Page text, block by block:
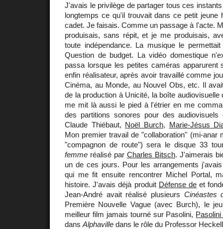
J'avais le privilège de partager tous ces
longtemps ce qu'il trouvait dans ce petit jeune
cadet. Je faisais. Comme un passage à l'acte.
produisais, sans répit, et je me produisais,
toute indépendance. La musique le
Question de budget. La vidéo domestique
passa lorsque les petites caméras apparurent
enfin réalisateur, après avoir travaillé comme
Cinéma, au Monde, au Nouvel Obs, etc. Il
de la production à Unicité, la boîte
me mit là aussi le pied à l'étrier en me
des partitions sonores pour des
Claude Thiébaut, Noël Burch, Marie-Jésus
Mon premier travail de "collaboration" (mi-anar
"compagnon de route") sera le disque 33
femme réalisé par Charles Bitsch. J'aimerais
un de ces jours. Pour les arrangements
qui me fit ensuite rencontrer Michel Portal,
histoire. J'avais déjà produit Défense de et
Jean-André avait réalisé plusieurs Cinéastes
Première Nouvelle Vague (avec Burch), le
meilleur film jamais tourné sur Pasolini,
dans Alphaville dans le rôle du Professor